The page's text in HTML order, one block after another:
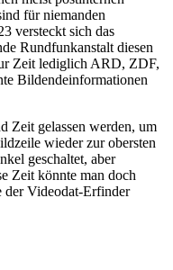
für niemanden
versteckt sich das
Rundfunkanstalt diesen
Zeit lediglich ARD, ZDF,
Bildendeinformationen
Zeit gelassen werden, um
wieder zur obersten
geschaltet, aber
Zeit könnte man doch
der Videodat-Erfinder